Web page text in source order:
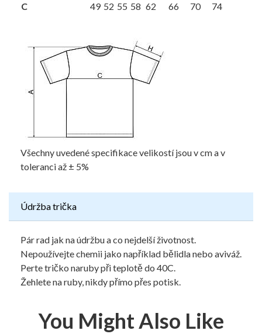
C
49 52 55 58 62 66 70 74
Všechny uvedené specifikace velikostí jsou v cm a v
toleranci až ± 5%
Údržba trička
Pár rad jak na údržbu a co nejdelší životnost.
Nepoužívejte chemii jako například bělidla nebo aviváž.
Perte tričko naruby při teplotě do 40C.
Žehlete na ruby, nikdy přímo přes potisk.
You Might Also Like